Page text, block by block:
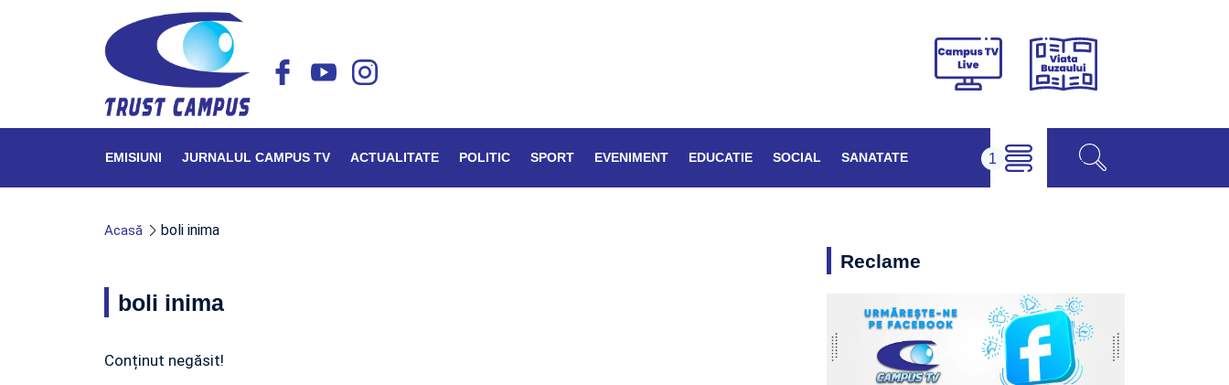
Campus
Viața
EMISIUNI JURNALUL CAMPUS TV ACTUALITATE POLITIC SPORT EVENIMENT EDUCATIE SOCIAL SANATATE
Acasă boli inima
boli inima
Conținut negăsit!
Reclame